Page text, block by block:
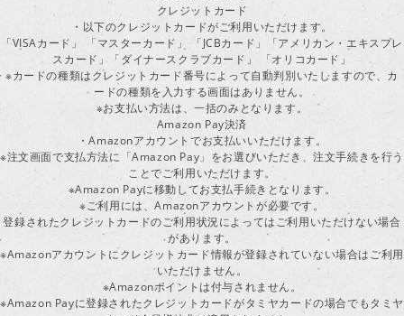
クレジットカード
・以下のクレジットカードがご利用いただけます。
「VISAカード」 「マスターカード」 「JCBカード」「アメリカン・エキスプレ
スカード」「ダイナースクラブカード」 「オリコカード」
※カードの種類はクレジットカード番号によって自動判別いたしますので、カ
ードの種類を入力する画面はありません。
※お支払い方法は、一括のみとなります。
Amazon Pay決済
・Amazonアカウントでお支払いいただけます。
※注文画面で支払方法に「Amazon Pay」をお選びいただき、注文手続きを行う
ことでご利用いただけます。
※Amazon Payに移動してお支払手続きとなります。
※ご利用には、Amazonアカウントが必要です。
登録されたクレジットカードのご利用状況によってはご利用いただけない場合
があります。
※Amazonアカウントにクレジットカード情報が登録されていない場合はご利用
いただけません。
※Amazonポイントは付与されません。
※Amazon Payに登録されたクレジットカードがタミヤカードの場合でもタミヤ